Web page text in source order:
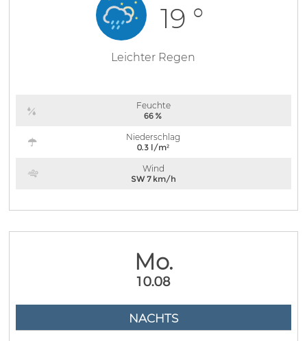
19 °
Leichter Regen
Feuchte
66 %
Niederschlag
0.3 l/m²
Wind
SW 7 km/h
Mo.
10.08
NACHTS